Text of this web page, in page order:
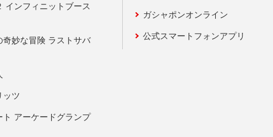
インフィニットブース
奇妙な冒険 ラストサバ
ッツ
ト アーケードグランプ
ガシャポンオンライン
公式スマートフォンアプリ